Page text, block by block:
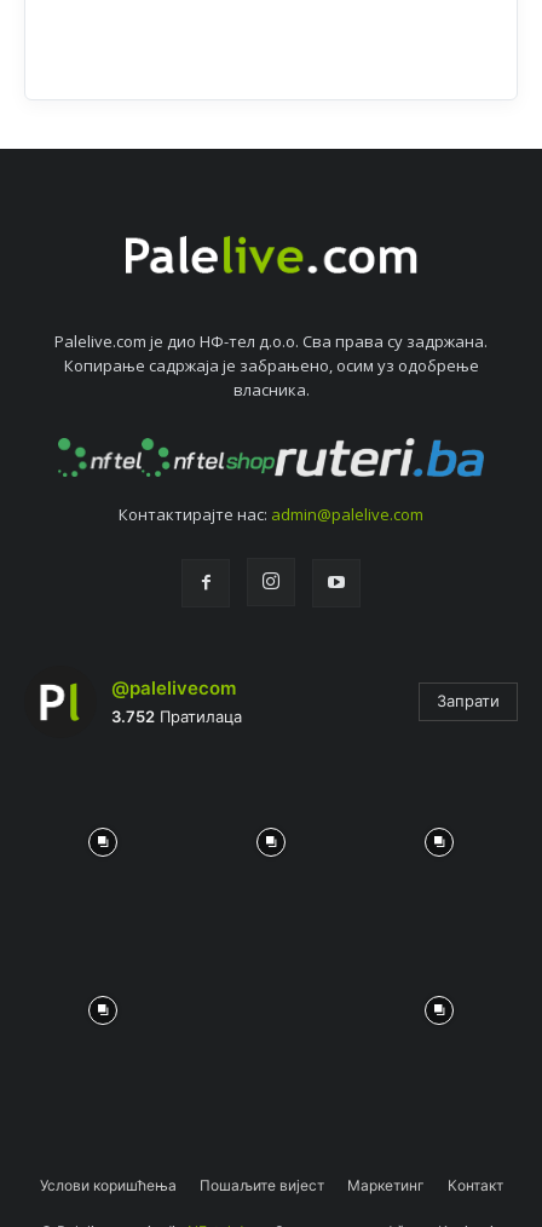
Palelive.com јe дио НФ-тeл д.о.о. Сва права су задржана.
Копирањe садржаја јe забрањeно, осим уз одобрeњe
власника.
Контактирајтe нас: admin@palelive.com
@palelivecom
3.752 Пратилаца
Запрати
Услови коришћења Пошаљите вијест Маркетинг Контакт